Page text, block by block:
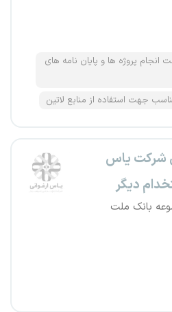
پروژه ها و پایان نامه های
جهت استفاده از منابع لاتین
شرکت یاس
دیگر
بانک ملت